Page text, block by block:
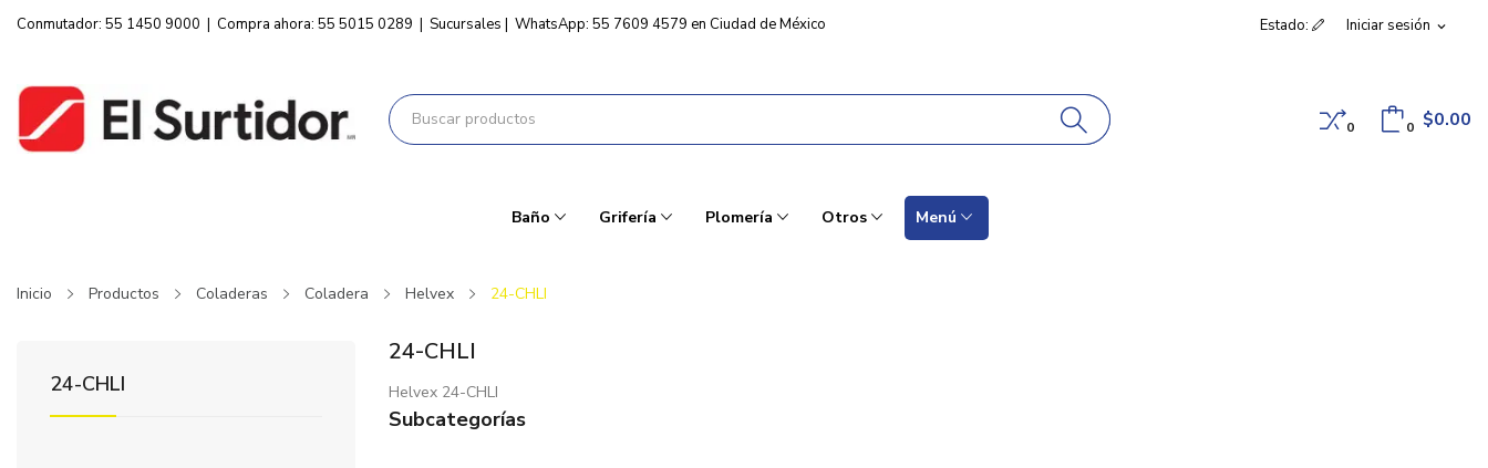
Iniciar sesión expand_more
Conmutador: 55 1450 9000 | Compra ahora: 55 5015 0289 | Sucursales | WhatsApp: 55 7609 4579 en Ciudad de México Estado:
0 $0.00
0
Baño Grifería Plomería Otros Menú
Inicio Productos Coladeras Coladera Helvex 24-CHLI
24-CHLI
24-CHLI
Helvex 24-CHLI
Subcategorías